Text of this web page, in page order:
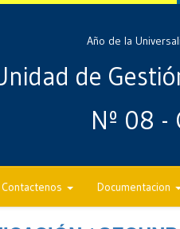
Año de la
de
Nº 08 -
Contactenos Documentacion